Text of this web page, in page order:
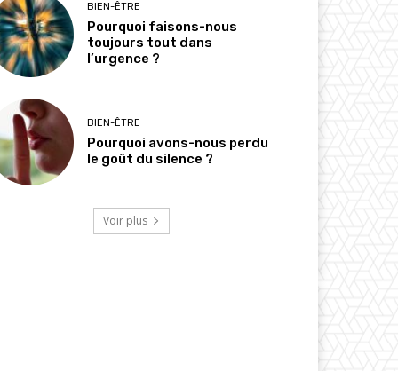
BIEN-ÊTRE
Pourquoi faisons-nous
toujours tout dans
l’urgence ?
BIEN-ÊTRE
Pourquoi avons-nous perdu
le goût du silence ?
Voir plus